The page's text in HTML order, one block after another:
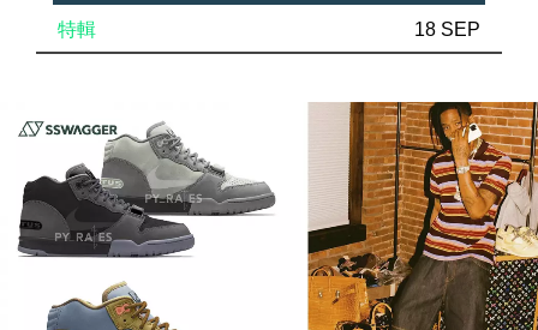
特輯 18 SEP